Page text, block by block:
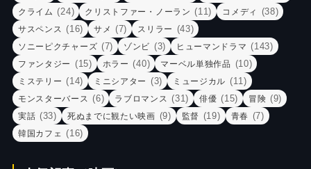
クライム (24) クリストファー・ノーラン (11) コメディ (38)
サスペンス (16) サメ (7) スリラー (43)
ソニーピクチャーズ (7) ゾンビ (3) ヒューマンドラマ (143)
ファンタジー (15) ホラー (40) マーベル単独作品 (10)
ミステリー (14) ミニシアター (3) ミュージカル (11)
モンスターバース (6) ラブロマンス (31) 俳優 (15) 冒険 (9)
実話 (33) 死ぬまでに観たい映画 (9) 監督 (19) 青春 (7)
韓国カフェ (16)